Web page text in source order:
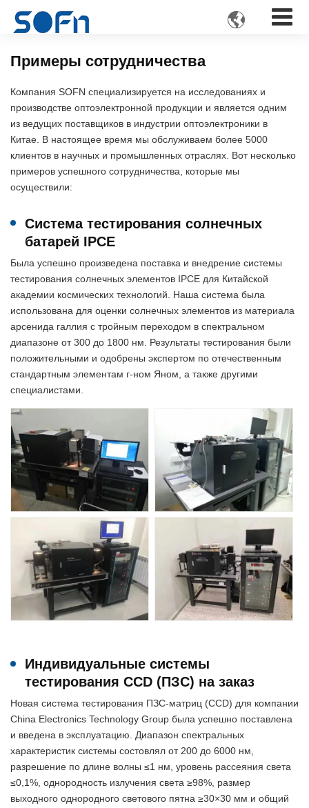

Примеры сотрудничества
Компания SOFN специализируется на исследованиях и
производстве оптоэлектронной продукции и является одним
из ведущих поставщиков в индустрии оптоэлектроники в
Китае. В настоящее время мы обслуживаем более 5000
клиентов в научных и промышленных отраслях. Вот несколько
примеров успешного сотрудничества, которые мы
осуществили:
Система тестирования солнечных
батарей IPCE
Была успешно произведена поставка и внедрение системы
тестирования солнечных элементов IPCE для Китайской
академии космических технологий. Наша система была
использована для оценки солнечных элементов из материала
арсенида галлия с тройным переходом в спектральном
диапазоне от 300 до 1800 нм. Результаты тестирования были
положительными и одобрены экспертом по отечественным
стандартным элементам г-ном Яном, а также другими
специалистами.
Индивидуальные системы
тестирования CCD (ПЗС) на заказ
Новая система тестирования ПЗС-матриц (CCD) для компании
China Electronics Technology Group была успешно поставлена
и введена в эксплуатацию. Диапазон спектральных
характеристик системы состовлял от 200 до 6000 нм,
разрешение по длине волны ≤1 нм, уровень рассеяния света
≤0,1%, однородность излучения света ≥98%, размер
выходного однородного светового пятна ≥30×30 мм и общий